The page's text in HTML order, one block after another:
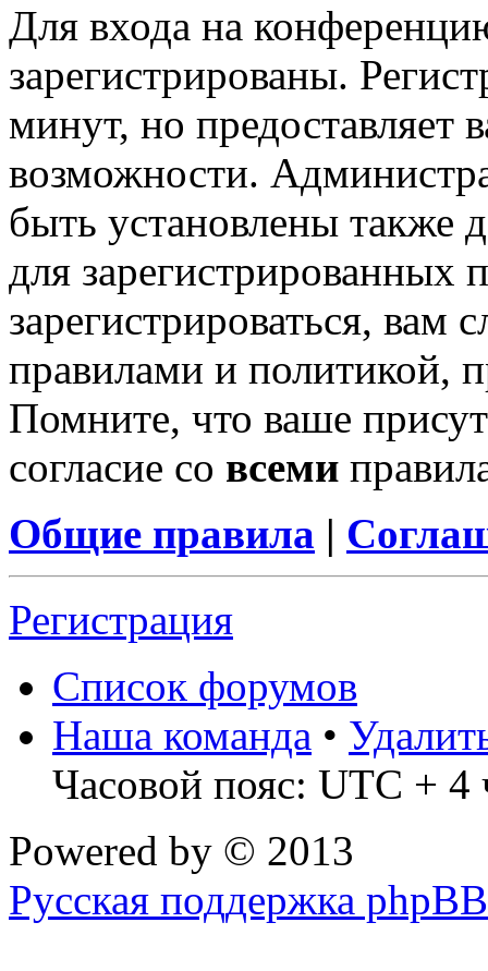
Для входа на
зарегистрированы.
минут, но предоставляет
возможности.
быть установлены также
для зарегистрированных
зарегистрироваться, вам
правилами и политикой,
Помните, что ваше
согласие со всеми
Общие правила |
Регистрация
Список форумов
Наша команда •
Часовой пояс: UTC + 4
Powered by © 2013
Русская поддержка phpBB